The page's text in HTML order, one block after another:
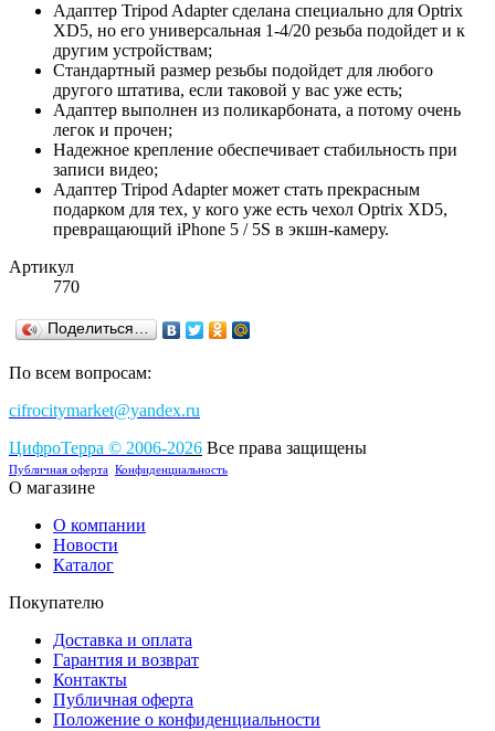
Адаптер Tripod Adapter сделана специально для Optrix
XD5, но его универсальная 1-4/20 резьба подойдет и к
другим устройствам;
Стандартный размер резьбы подойдет для любого
другого штатива, если таковой у вас уже есть;
Адаптер выполнен из поликарбоната, а потому очень
легок и прочен;
Надежное крепление обеспечивает стабильность при
записи видео;
Адаптер Tripod Adapter может стать прекрасным
подарком для тех, у кого уже есть чехол Optrix XD5,
превращающий iPhone 5 / 5S в экшн-камеру.
Артикул
770
Поделиться…
По всем вопросам:
cifrocitymarket@yandex.ru
ЦифроТерра © 2006-2026 Все права защищены
Публичная оферта Конфиденциальность
О магазине
О компании
Новости
Каталог
Покупателю
Доставка и оплата
Гарантия и возврат
Контакты
Публичная оферта
Положение о конфиденциальности